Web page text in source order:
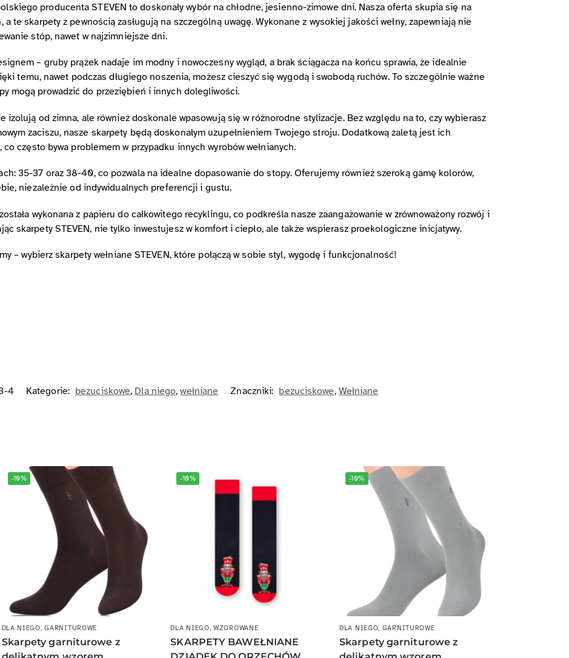
producenta STEVEN to doskonały wybór na chłodne, jesienno-zimowe dni. Nasza oferta skupia się na
te skarpety z pewnością zasługują na szczególną uwagę. Wykonane z wysokiej jakości wełny, zapewniają nie
stóp, nawet w najzimniejsze dni.
– gruby prążek nadaje im modny i nowoczesny wygląd, a brak ściągacza na końcu sprawia, że idealnie
temu, nawet podczas długiego noszenia, możesz cieszyć się wygodą i swobodą ruchów. To szczególnie ważne
mogą prowadzić do przeziębień i innych dolegliwości.
od zimna, ale również doskonale wpasowują się w różnorodne stylizacje. Bez względu na to, czy wybierasz
zaciszu, nasze skarpety będą doskonałym uzupełnieniem Twojego stroju. Dodatkową zaletą jest ich
często bywa problemem w przypadku innych wyrobów wełnianych.
35-37 oraz 38-40, co pozwala na idealne dopasowanie do stopy. Oferujemy również szeroką gamę kolorów,
niezależnie od indywidualnych preferencji i gustu.
wykonana z papieru do całkowitego recyklingu, co podkreśla nasze zaangażowanie w zrównoważony rozwój i
skarpety STEVEN, nie tylko inwestujesz w komfort i ciepło, ale także wspierasz proekologiczne inicjatywy.
– wybierz skarpety wełniane STEVEN, które połączą w sobie styl, wygodę i funkcjonalność!
4 Kategorie: bezuciskowe, Dla niego,wełniane Znaczniki: bezuciskowe, Wełniane
-10%
DLA NIEGO,GARNITUROWE
Skarpety garniturowe z
-10%
DLA NIEGO,WZOROWANE
SKARPETY BAWEŁNIANE
-10%
DLA NIEGO, GARNITUROWE
Skarpety garniturowe z